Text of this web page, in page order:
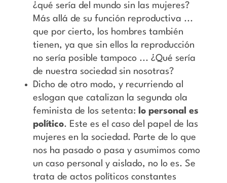
¿qué sería del mundo sin las mujeres?
Más allá de su función reproductiva ...
que por cierto, los hombres también
tienen, ya que sin ellos la reproducción
no sería posible tampoco ... ¿Qué sería
de nuestra sociedad sin nosotras?
Dicho de otro modo, y recurriendo al
eslogan que catalizan la segunda ola
feminista de los setenta:
lo personal es
político. Este es el caso del papel de las
mujeres en la sociedad. Parte de lo que
nos ha pasado o pasa y asumimos como
un caso personal y aislado, no lo es. Se
trata de actos políticos constantes